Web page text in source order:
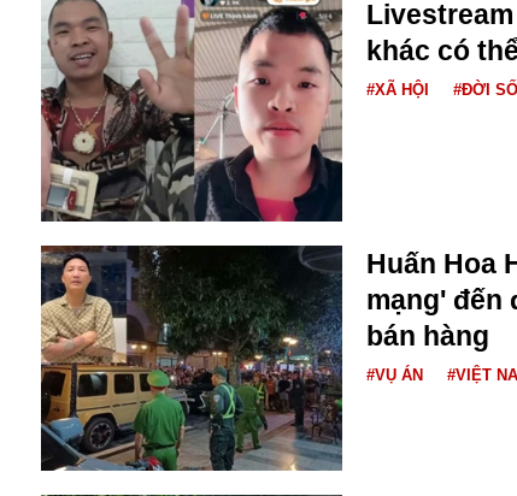
Crimea
Chính trị
Công nghệ
Chuyện hay
Chuyện lạ
Cuộc sống quanh ta
Chiến tranh thương mại
Chi hội phụ nữ TTTM Mátxcơva
Chính trị Nga
Chợ Vòm
Cảnh sát
Cấm bay
Cao tốc
Canada
khác có
#XÃ HỘI #ĐỜI
Huấn Hoa
mạng' đến
bán hàng
#VỤ ÁN #VIỆT